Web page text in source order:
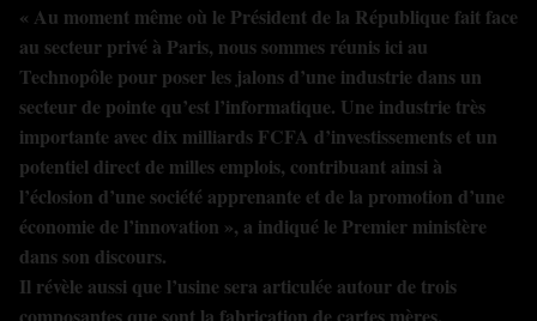
« Au moment même où le Président de la République fait face
au secteur privé à Paris, nous sommes réunis ici au
Technopôle pour poser les jalons d’une industrie dans un
secteur de pointe qu’est l’informatique. Une industrie très
importante avec dix milliards FCFA d’investissements et un
potentiel direct de milles emplois, contribuant ainsi à
l’éclosion d’une société apprenante et de la promotion d’une
économie de l’innovation », a indiqué le Premier ministère
dans son discours.
Il révèle aussi que l’usine sera articulée autour de trois
composantes que sont la fabrication de cartes mères,